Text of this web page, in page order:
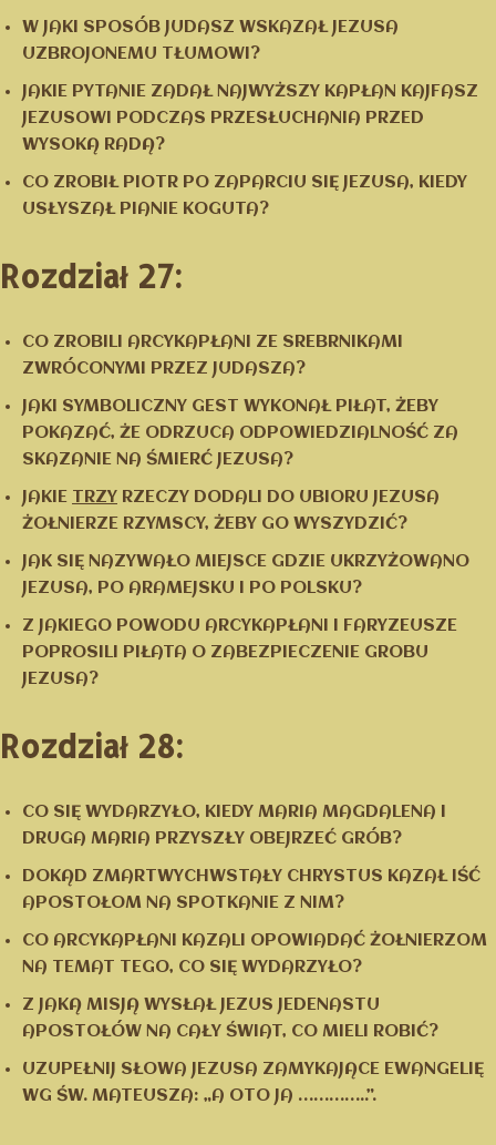
W JAKI SPOSÓB JUDASZ WSKAZAŁ JEZUSA
UZBROJONEMU TŁUMOWI?
JAKIE PYTANIE ZADAŁ NAJWYŻSZY KAPŁAN KAJFASZ
JEZUSOWI PODCZAS PRZESŁUCHANIA PRZED
WYSOKĄ RADĄ?
CO ZROBIŁ PIOTR PO ZAPARCIU SIĘ JEZUSA, KIEDY
USŁYSZAŁ PIANIE KOGUTA?
Rozdział 27:
CO ZROBILI ARCYKAPŁANI ZE SREBRNIKAMI
ZWRÓCONYMI PRZEZ JUDASZA?
JAKI SYMBOLICZNY GEST WYKONAŁ PIŁAT, ŻEBY
POKAZAĆ, ŻE ODRZUCA ODPOWIEDZIALNOŚĆ ZA
SKAZANIE NA ŚMIERĆ JEZUSA?
JAKIE TRZY RZECZY DODALI DO UBIORU JEZUSA
ŻOŁNIERZE RZYMSCY, ŻEBY GO WYSZYDZIĆ?
JAK SIĘ NAZYWAŁO MIEJSCE GDZIE UKRZYŻOWANO
JEZUSA, PO ARAMEJSKU I PO POLSKU?
Z JAKIEGO POWODU ARCYKAPŁANI I FARYZEUSZE
POPROSILI PIŁATA O ZABEZPIECZENIE GROBU
JEZUSA?
Rozdział 28:
CO SIĘ WYDARZYŁO, KIEDY MARIA MAGDALENA I
DRUGA MARIA PRZYSZŁY OBEJRZEĆ GRÓB?
DOKĄD ZMARTWYCHWSTAŁY CHRYSTUS KAZAŁ IŚĆ
APOSTOŁOM NA SPOTKANIE Z NIM?
CO ARCYKAPŁANI KAZALI OPOWIADAĆ ŻOŁNIERZOM
NA TEMAT TEGO, CO SIĘ WYDARZYŁO?
Z JAKĄ MISJĄ WYSŁAŁ JEZUS JEDENASTU
APOSTOŁÓW NA CAŁY ŚWIAT, CO MIELI ROBIĆ?
UZUPEŁNIJ SŁOWA JEZUSA ZAMYKAJĄCE EWANGELIĘ
WG ŚW. MATEUSZA: „A OTO JA …………..”.